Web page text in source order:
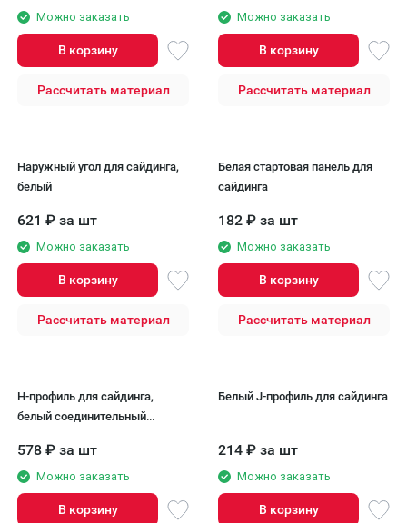
Можно заказать
В корзину
Рассчитать материал
Можно заказать
В корзину
Рассчитать материал
Наружный угол для сайдинга,
белый
621 ₽ за шт
Можно заказать
В корзину
Рассчитать материал
Белая стартовая панель для
сайдинга
182 ₽ за шт
Можно заказать
В корзину
Рассчитать материал
H-профиль для сайдинга,
белый соединительный
578 ₽ за шт
Можно заказать
В корзину
Белый J-профиль для сайдинга
214 ₽ за шт
Можно заказать
В корзину